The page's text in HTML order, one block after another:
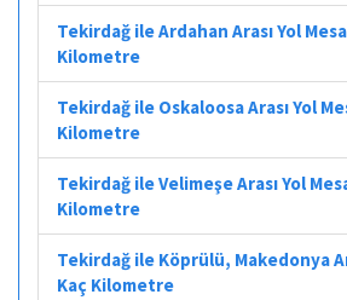
Tekirdağ ile Ardahan Arası Yol
Kilometre
Tekirdağ ile Oskaloosa Arası Yol
Kilometre
Tekirdağ ile Velimeşe Arası Yol
Kilometre
Tekirdağ ile Köprülü, Makedonya
Kaç Kilometre